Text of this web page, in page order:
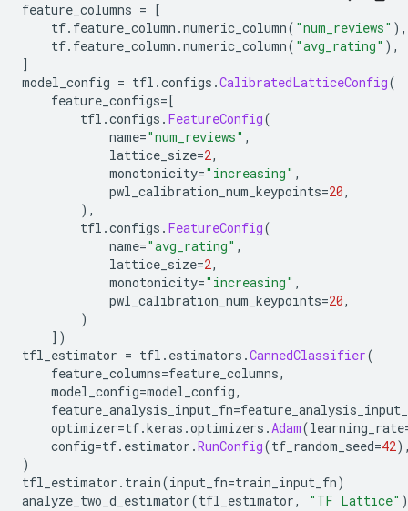
feature_columns =
[
tf. feature_column .numeric_column( "num_reviews" ),
tf. feature_column .numeric_column( "avg_rating" ),
]
model_config = tfl .configs .CalibratedLatticeConfig(
feature_configs=[
tfl .configs . FeatureConfig(
name="num_reviews" ,
lattice_size=2,
monotonicity="increasing" ,
pwl_calibration_num_keypoints=20,
),
tfl .configs . FeatureConfig(
name="avg_rating" ,
lattice_size=2,
monotonicity="increasing" ,
pwl_calibration_num_keypoints=20,
)
])
tfl_estimator = tfl . estimators .CannedClassifier(
feature_columns=feature_columns,
model_config=model_config,
feature_analysis_input_fn=
optimizer=tf.keras .optimizers .Adam(learning_rate
config=tf. estimator .RunConfig(tf_random_seed=42
)
tfl_estimator . train(input_fn=train_input_fn)
analyze_two_d_estimator(tfl_estimator, "TF Lattice" )